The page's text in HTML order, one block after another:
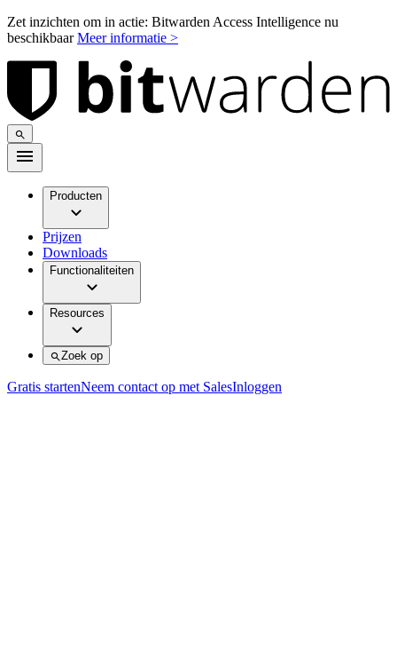
Zet inzichten om in actie: Bitwarden Access Intelligence nu
beschikbaarMeer informatie >
Producten
Prijzen
Downloads
Functionaliteiten
Resources
Zoek op
Gratis startenNeem contact op met SalesInloggen